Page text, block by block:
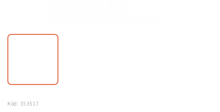
Kód: 353517